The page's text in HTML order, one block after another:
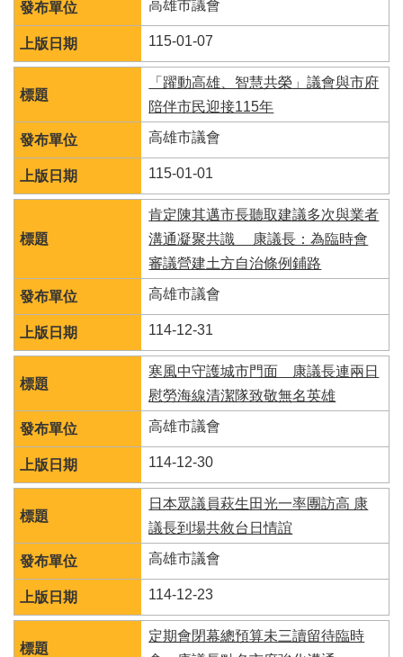
告
作
聲
明
RSS
訂
專
高雄市議會
115-01-07
「躍動高雄、智慧共榮」議會與市府
陪伴市民迎接115年
高雄市議會
115-01-01
肯定陳其邁市長聽取建議多次與業者
溝通凝聚共識 康議長：為臨時會
審議營建土方自治條例鋪路
高雄市議會
114-12-31
寒風中守護城市門面 康議長連兩日
慰勞海線清潔隊致敬無名英雄
高雄市議會
114-12-30
日本眾議員萩生田光一率團訪高 康
議長到場共敘台日情誼
高雄市議會
114-12-23
定期會閉幕總預算未三讀留待臨時